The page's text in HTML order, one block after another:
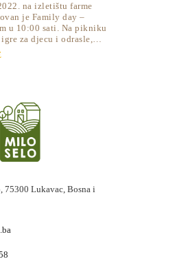
na izletištu farme
je Family day –
u 10:00 sati. Na pikniku
za djecu i odrasle,…
75300 Lukavac, Bosna i